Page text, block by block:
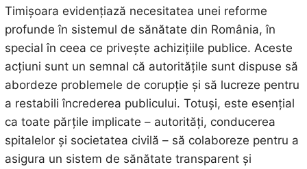
Timișoara evidențiază necesitatea unei reforme
profunde în sistemul de sănătate din România, în
special în ceea ce privește achizițiile publice. Aceste
acțiuni sunt un semnal că autoritățile sunt dispuse să
abordeze problemele de corupție și să lucreze pentru
a restabili încrederea publicului. Totuși, este esențial
ca toate părțile implicate – autorități, conducerea
spitalelor și societatea civilă – să colaboreze pentru a
asigura un sistem de sănătate transparent și